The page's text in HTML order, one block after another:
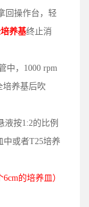
回操作台，轻
养基终止消
中，1000 rpm
培养基后吹
液按1:2的比例
中或者T25培养
的培养皿）